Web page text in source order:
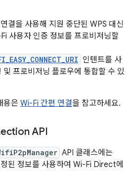
결을 사용해 지원 중단된 WPS 대신
사용자 인증 정보를 프로비저닝할
인텐트를 사
프로비저닝 플로우에 통합할 수 있
용은 Wi-Fi 간편 연결을 참고하세요.
API
API 클래스에는
된 정보를 사용하여 Wi-Fi Direct에